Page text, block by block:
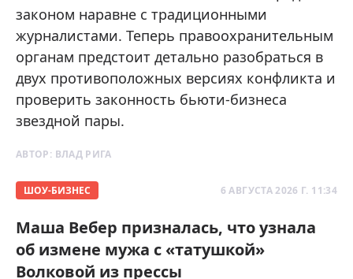
законом наравне с традиционными
журналистами. Теперь правоохранительным
органам предстоит детально разобраться в
двух противоположных версиях конфликта и
проверить законность бьюти-бизнеса
звездной пары.
АВТОР: ВЛАД РИГА
ШОУ-БИЗНЕС 6 АВГУСТА 2026 Г. 11:34
Маша Вебер призналась, что узнала
об измене мужа с «татушкой»
Волковой из прессы